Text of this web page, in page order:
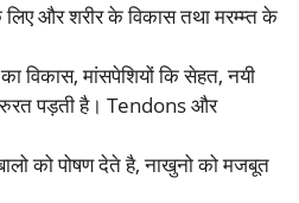
लिए और शरीर के विकास तथा मरम्म्त के
विकास, मांसपेशियों कि सेहत, नयी
पड़ती है। Tendons और
को पोषण देते है, नाखुनो को मजबूत